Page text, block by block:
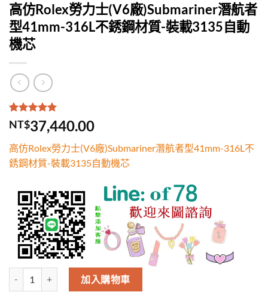
高仿Rolex勞力士(V6廠)Submariner潛航者
型41mm-316L不銹鋼材質-裝載3135自動
機芯
評分5.00
/
5，已有
1
位
分
NT$37,440.00
高仿Rolex勞力士(V6廠)Submariner潛航者型41mm-316L不
銹鋼材質-裝載3135自動機芯
高仿Rolex勞力士(V6廠)Submariner潛航者型41mm-316L不銹鋼材質
加入購物車